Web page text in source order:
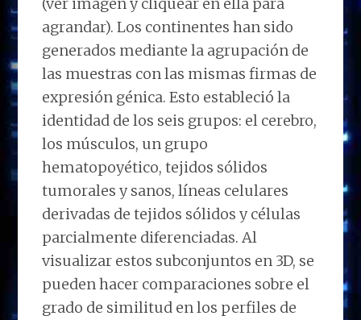
agrandar). Los continentes han sido
generados mediante la agrupación de
las muestras con las mismas firmas de
expresión génica. Esto estableció la
identidad de los seis grupos: el cerebro,
los músculos, un grupo
hematopoyético, tejidos sólidos
tumorales y sanos, líneas celulares
derivadas de tejidos sólidos y células
parcialmente diferenciadas. Al
visualizar estos subconjuntos en 3D, se
pueden hacer comparaciones sobre el
grado de similitud en los perfiles de